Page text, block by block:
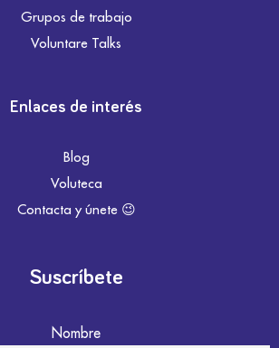
Grupos de trabajo
Voluntare Talks
Enlaces de interés
Blog
Voluteca
Contacta y únete 😉
Suscríbete
Nombre